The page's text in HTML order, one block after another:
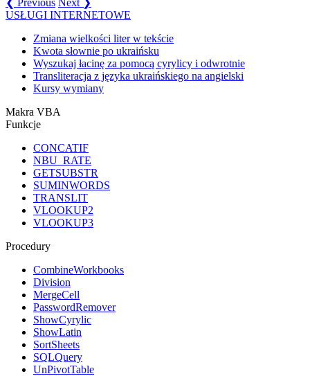
❮ Previous Next ❯
USŁUGI INTERNETOWE
Zmiana wielkości liter w tekście
Kwota słownie po ukraińsku
Wyszukaj łacinę za pomocą cyrylicy i odwrotnie
Transliteracja z języka ukraińskiego na angielski
Kursy wymiany
Makra VBA
Funkcje
CONCATIF
NBU_RATE
GETSUBSTR
SUMINWORDS
TRANSLIT
VLOOKUP2
VLOOKUP3
Procedury
CombineWorkbooks
Division
MergeCell
PasswordRemover
ShowCyrylic
ShowLatin
SortSheets
SQLQuery
UnPivotTable